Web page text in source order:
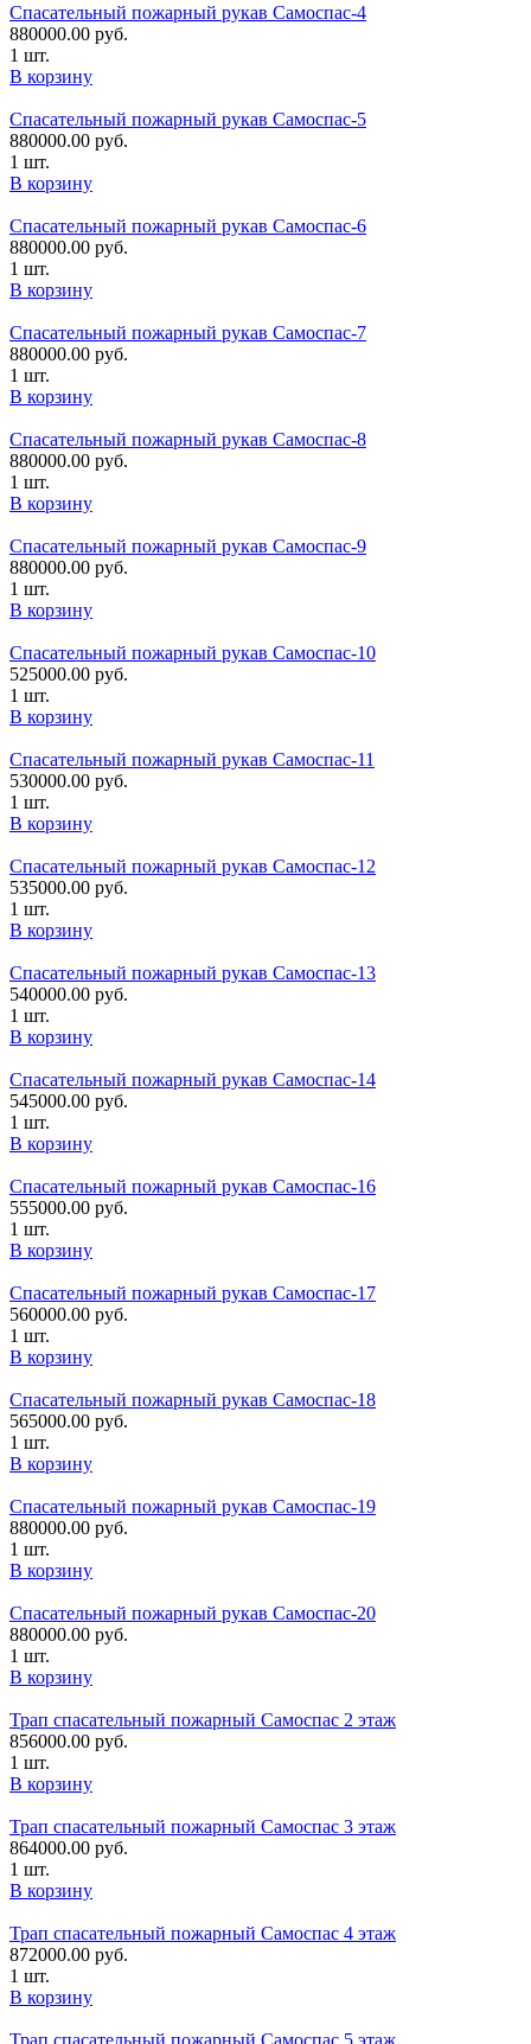
Спасательный пожарный рукав Самоспас-4
880000.00 руб.
1 шт.
В корзину
Спасательный пожарный рукав Самоспас-5
880000.00 руб.
1 шт.
В корзину
Спасательный пожарный рукав Самоспас-6
880000.00 руб.
1 шт.
В корзину
Спасательный пожарный рукав Самоспас-7
880000.00 руб.
1 шт.
В корзину
Спасательный пожарный рукав Самоспас-8
880000.00 руб.
1 шт.
В корзину
Спасательный пожарный рукав Самоспас-9
880000.00 руб.
1 шт.
В корзину
Спасательный пожарный рукав Самоспас-10
525000.00 руб.
1 шт.
В корзину
Спасательный пожарный рукав Самоспас-11
530000.00 руб.
1 шт.
В корзину
Спасательный пожарный рукав Самоспас-12
535000.00 руб.
1 шт.
В корзину
Спасательный пожарный рукав Самоспас-13
540000.00 руб.
1 шт.
В корзину
Спасательный пожарный рукав Самоспас-14
545000.00 руб.
1 шт.
В корзину
Спасательный пожарный рукав Самоспас-16
555000.00 руб.
1 шт.
В корзину
Спасательный пожарный рукав Самоспас-17
560000.00 руб.
1 шт.
В корзину
Спасательный пожарный рукав Самоспас-18
565000.00 руб.
1 шт.
В корзину
Спасательный пожарный рукав Самоспас-19
880000.00 руб.
1 шт.
В корзину
Спасательный пожарный рукав Самоспас-20
880000.00 руб.
1 шт.
В корзину
Трап спасательный пожарный Самоспас 2 этаж
856000.00 руб.
1 шт.
В корзину
Трап спасательный пожарный Самоспас 3 этаж
864000.00 руб.
1 шт.
В корзину
Трап спасательный пожарный Самоспас 4 этаж
872000.00 руб.
1 шт.
В корзину
Трап спасательный пожарный Самоспас 5 этаж